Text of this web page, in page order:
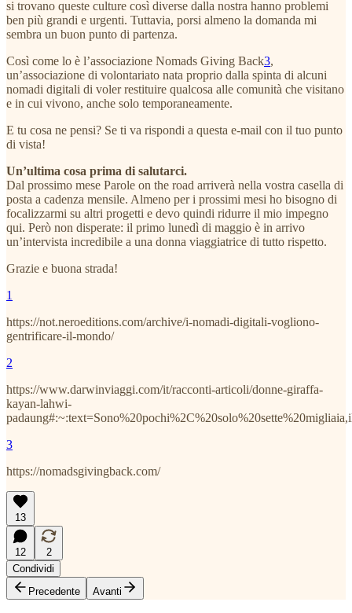
si trovano queste culture così diverse dalla nostra hanno problemi
ben più grandi e urgenti. Tuttavia, porsi almeno la domanda mi
sembra un buon punto di partenza.
Così come lo è l’associazione Nomads Giving Back3,
un’associazione di volontariato nata proprio dalla spinta di alcuni
nomadi digitali di voler restituire qualcosa alle comunità che visitano
e in cui vivono, anche solo temporaneamente.
E tu cosa ne pensi? Se ti va rispondi a questa e-mail con il tuo punto
di vista!
Un’ultima cosa prima di salutarci.
Dal prossimo mese Parole on the road arriverà nella vostra casella di
posta a cadenza mensile. Almeno per i prossimi mesi ho bisogno di
focalizzarmi su altri progetti e devo quindi ridurre il mio impegno
qui. Però non disperate: il primo lunedì di maggio è in arrivo
un’intervista incredibile a una donna viaggiatrice di tutto rispetto.
Grazie e buona strada!
1
https://not.neroeditions.com/archive/i-nomadi-digitali-vogliono-
gentrificare-il-mondo/
2
https://www.darwinviaggi.com/it/racconti-articoli/donne-giraffa-
kayan-lahwi-
3
https://nomadsgivingback.com/
13
12
2
Condividi
Precedente
Avanti